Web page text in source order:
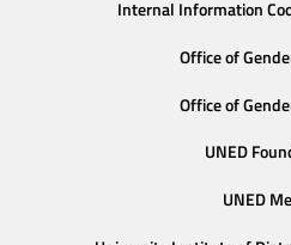
Internal Information
Office of
Office of
UNED
UNED